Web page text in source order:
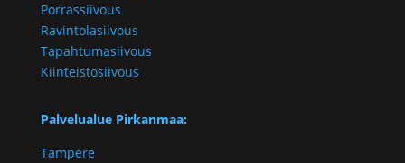
Porrassiivous
Ravintolasiivous
Tapahtumasiivous
Kiinteistösiivous
Palvelualue Pirkanmaa:
Tampere